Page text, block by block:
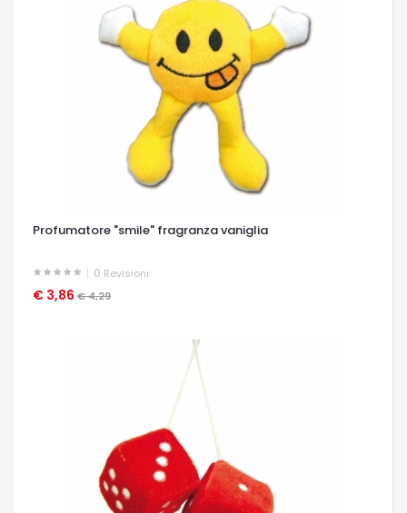
Profumatore "smile" fragranza vaniglia
0 Revisioni
€ 3,86 € 4,29
OCCHIATA VELOCE